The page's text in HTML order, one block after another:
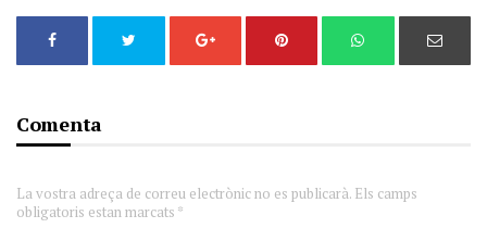
Comenta
La vostra adreça de correu electrònic no es publicarà. Els camps
obligatoris estan marcats *